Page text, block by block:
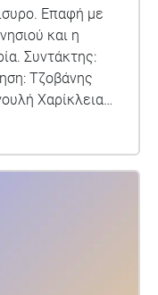
Επαφή με
και η
Συντάκτης:
Τζοβάνης
Χαρίκλεια